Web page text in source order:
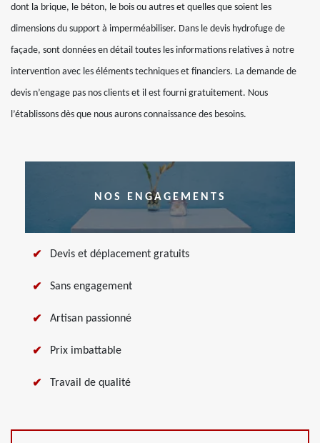
dont la brique, le béton, le bois ou autres et quelles que soient les
dimensions du support à imperméabiliser. Dans le devis hydrofuge de
façade, sont données en détail toutes les informations relatives à notre
intervention avec les éléments techniques et financiers. La demande de
devis n’engage pas nos clients et il est fourni gratuitement. Nous
l’établissons dès que nous aurons connaissance des besoins.
NOS ENGAGEMENTS
Devis et déplacement gratuits
Sans engagement
Artisan passionné
Prix imbattable
Travail de qualité